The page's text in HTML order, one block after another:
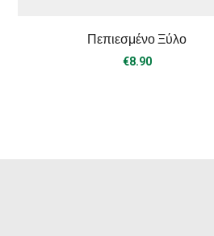
Πεπιεσμένο Ξύλο
€8.90